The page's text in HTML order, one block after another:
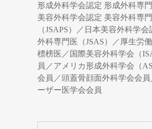
形成外科学会認定 形成外科専
美容外科学会認定 美容外科専
（JSAPS）／日本美容外科学
外科専門医（JSAS）／厚生労
標榜医／国際美容外科学会（
員／アメリカ形成外科学会（
会員／頭蓋骨顔面外科学会会員
ーザー医学会会員